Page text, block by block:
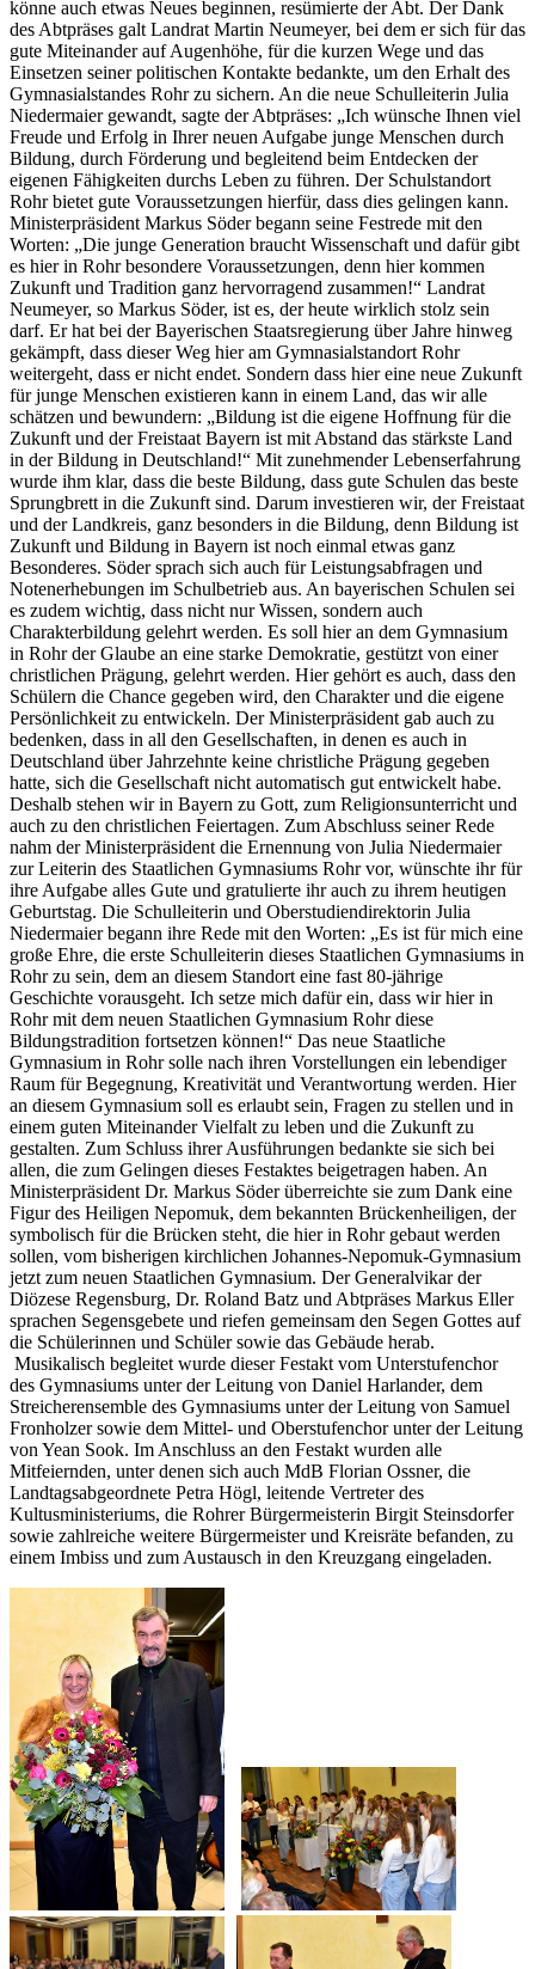
könne auch etwas Neues beginnen, resümierte der Abt. Der Dank
des Abtpräses galt Landrat Martin Neumeyer, bei dem er sich für das
gute Miteinander auf Augenhöhe, für die kurzen Wege und das
Einsetzen seiner politischen Kontakte bedankte, um den Erhalt des
Gymnasialstandes Rohr zu sichern. An die neue Schulleiterin Julia
Niedermaier gewandt, sagte der Abtpräses: „Ich wünsche Ihnen viel
Freude und Erfolg in Ihrer neuen Aufgabe junge Menschen durch
Bildung, durch Förderung und begleitend beim Entdecken der
eigenen Fähigkeiten durchs Leben zu führen. Der Schulstandort
Rohr bietet gute Voraussetzungen hierfür, dass dies gelingen kann.
Ministerpräsident Markus Söder begann seine Festrede mit den
Worten: „Die junge Generation braucht Wissenschaft und dafür gibt
es hier in Rohr besondere Voraussetzungen, denn hier kommen
Zukunft und Tradition ganz hervorragend zusammen!“ Landrat
Neumeyer, so Markus Söder, ist es, der heute wirklich stolz sein
darf. Er hat bei der Bayerischen Staatsregierung über Jahre hinweg
gekämpft, dass dieser Weg hier am Gymnasialstandort Rohr
weitergeht, dass er nicht endet. Sondern dass hier eine neue Zukunft
für junge Menschen existieren kann in einem Land, das wir alle
schätzen und bewundern: „Bildung ist die eigene Hoffnung für die
Zukunft und der Freistaat Bayern ist mit Abstand das stärkste Land
in der Bildung in Deutschland!“ Mit zunehmender Lebenserfahrung
wurde ihm klar, dass die beste Bildung, dass gute Schulen das beste
Sprungbrett in die Zukunft sind. Darum investieren wir, der Freistaat
und der Landkreis, ganz besonders in die Bildung, denn Bildung ist
Zukunft und Bildung in Bayern ist noch einmal etwas ganz
Besonderes. Söder sprach sich auch für Leistungsabfragen und
Notenerhebungen im Schulbetrieb aus. An bayerischen Schulen sei
es zudem wichtig, dass nicht nur Wissen, sondern auch
Charakterbildung gelehrt werden. Es soll hier an dem Gymnasium
in Rohr der Glaube an eine starke Demokratie, gestützt von einer
christlichen Prägung, gelehrt werden. Hier gehört es auch, dass den
Schülern die Chance gegeben wird, den Charakter und die eigene
Persönlichkeit zu entwickeln. Der Ministerpräsident gab auch zu
bedenken, dass in all den Gesellschaften, in denen es auch in
Deutschland über Jahrzehnte keine christliche Prägung gegeben
hatte, sich die Gesellschaft nicht automatisch gut entwickelt habe.
Deshalb stehen wir in Bayern zu Gott, zum Religionsunterricht und
auch zu den christlichen Feiertagen. Zum Abschluss seiner Rede
nahm der Ministerpräsident die Ernennung von Julia Niedermaier
zur Leiterin des Staatlichen Gymnasiums Rohr vor, wünschte ihr für
ihre Aufgabe alles Gute und gratulierte ihr auch zu ihrem heutigen
Geburtstag. Die Schulleiterin und Oberstudiendirektorin Julia
Niedermaier begann ihre Rede mit den Worten: „Es ist für mich eine
große Ehre, die erste Schulleiterin dieses Staatlichen Gymnasiums in
Rohr zu sein, dem an diesem Standort eine fast 80-jährige
Geschichte vorausgeht. Ich setze mich dafür ein, dass wir hier in
Rohr mit dem neuen Staatlichen Gymnasium Rohr diese
Bildungstradition fortsetzen können!“ Das neue Staatliche
Gymnasium in Rohr solle nach ihren Vorstellungen ein lebendiger
Raum für Begegnung, Kreativität und Verantwortung werden. Hier
an diesem Gymnasium soll es erlaubt sein, Fragen zu stellen und in
einem guten Miteinander Vielfalt zu leben und die Zukunft zu
gestalten. Zum Schluss ihrer Ausführungen bedankte sie sich bei
allen, die zum Gelingen dieses Festaktes beigetragen haben. An
Ministerpräsident Dr. Markus Söder überreichte sie zum Dank eine
Figur des Heiligen Nepomuk, dem bekannten Brückenheiligen, der
symbolisch für die Brücken steht, die hier in Rohr gebaut werden
sollen, vom bisherigen kirchlichen Johannes-Nepomuk-Gymnasium
jetzt zum neuen Staatlichen Gymnasium. Der Generalvikar der
Diözese Regensburg, Dr. Roland Batz und Abtpräses Markus Eller
sprachen Segensgebete und riefen gemeinsam den Segen Gottes auf
die Schülerinnen und Schüler sowie das Gebäude herab.
Musikalisch begleitet wurde dieser Festakt vom Unterstufenchor
des Gymnasiums unter der Leitung von Daniel Harlander, dem
Streicherensemble des Gymnasiums unter der Leitung von Samuel
Fronholzer sowie dem Mittel- und Oberstufenchor unter der Leitung
von Yean Sook. Im Anschluss an den Festakt wurden alle
Mitfeiernden, unter denen sich auch MdB Florian Ossner, die
Landtagsabgeordnete Petra Högl, leitende Vertreter des
Kultusministeriums, die Rohrer Bürgermeisterin Birgit Steinsdorfer
sowie zahlreiche weitere Bürgermeister und Kreisräte befanden, zu
einem Imbiss und zum Austausch in den Kreuzgang eingeladen.